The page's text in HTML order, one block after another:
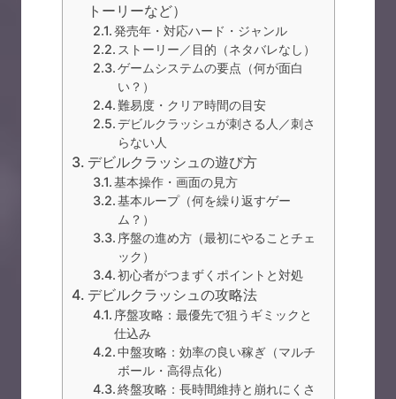
トーリーなど）
発売年・対応ハード・ジャンル
ストーリー／目的（ネタバレなし）
ゲームシステムの要点（何が面白
い？）
難易度・クリア時間の目安
デビルクラッシュが刺さる人／刺さ
らない人
デビルクラッシュの遊び方
基本操作・画面の見方
基本ループ（何を繰り返すゲー
ム？）
序盤の進め方（最初にやることチェ
ック）
初心者がつまずくポイントと対処
デビルクラッシュの攻略法
序盤攻略：最優先で狙うギミックと
仕込み
中盤攻略：効率の良い稼ぎ（マルチ
ボール・高得点化）
終盤攻略：長時間維持と崩れにくさ